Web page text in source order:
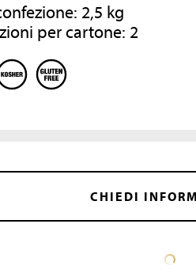
2,5 kg
per cartone: 2
CHIEDI
SCHEDA